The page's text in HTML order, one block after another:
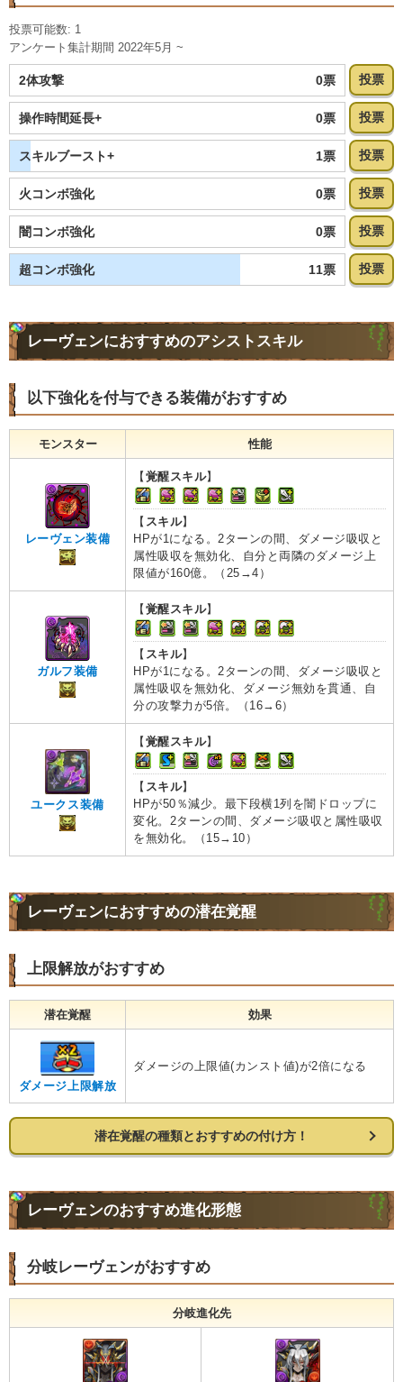
投票可能数: 1
アンケート集計期間 2022年5月 ~
2体攻撃 0票 投票
操作時間延長+ 0票 投票
スキルブースト+ 1票 投票
火コンボ強化 0票 投票
闇コンボ強化 0票 投票
超コンボ強化 11票 投票
レーヴェンにおすすめのアシストスキル
以下強化を付与できる装備がおすすめ
モンスター 性能
レーヴェン装備
【 覚醒スキル】
【 スキル】
HPが1になる。2ターンの間、ダメージ吸収と
属性吸収を無効化、自分と両隣のダメージ上
限値が160億。（25→4）
ガルフ装備
【 覚醒スキル】
【 スキル】
HPが1になる。2ターンの間、ダメージ吸収と
属性吸収を無効化、ダメージ無効を貫通、自
分の攻撃力が5倍。（16→6）
ユークス装備
【 覚醒スキル】
【 スキル】
HPが50％減少。最下段横1列を闇ドロップに
変化。2ターンの間、ダメージ吸収と属性吸収
を無効化。（15→10）
レーヴェンにおすすめの潜在覚醒
上限解放がおすすめ
潜在覚醒 効果
ダメージ上限解放
ダメージの上限値(カンスト値)が2倍になる
潜在覚醒の種類とおすすめの付け方！
レーヴェンのおすすめ進化形態
分岐レーヴェンがおすすめ
分岐進化先